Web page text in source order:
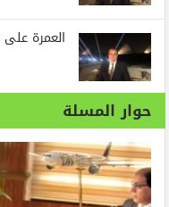
العمرة
حوار المسلة